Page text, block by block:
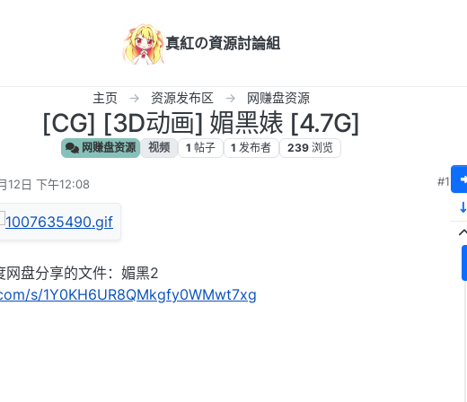
真紅の資源討論組
主页 资源发布区 网赚盘资源
[CG] [3D动画] 媚黑婊 [4.7G]
网赚盘资源 视频 1 帖子 1 发布者 239 浏览
12日 下午12:08 #1
盘分享的文件：媚黑2
s/1Y0KH6UR8QMkgfy0WMwt7xg